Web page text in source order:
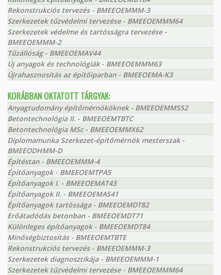
Rekonstrukciós tervezés - BMEEOEMMM-3
Szerkezetek tűzvédelmi tervezése - BMEEOEMMM64
Szerkezetek védelme és tartósságra tervezése -
BMEEOEMMM-2
Tűzállóság - BMEEOEMAV44
Új anyagok és technológiák - BMEEOEMMM63
Újrahasznosítás az építőiparban - BMEEOEMA-K3
KORÁBBAN OKTATOTT TÁRGYAK:
Anyagtudomány építőmérnököknek - BMEEOEMMS52
Betontechnológia II. - BMEEOEMTBTC
Betontechnológia MSc - BMEEOEMMX62
Diplomamunka Szerkezet-építőmérnök mesterszak -
BMEEODHMM-D
Építéstan - BMEEOEMMM-4
Építőanyagok - BMEEOEMTPA5
Építőanyagok I. - BMEEOEMAT43
Építőanyagok II. - BMEEOEMAS41
Építőanyagok tartóssága - BMEEOEMDT82
Erőátadódás betonban - BMEEOEMDT71
Különleges építőanyagok - BMEEOEMDT84
Minőségbiztosítás - BMEEOEMTBTE
Rekonstrukciós tervezés - BMEEOEMMM-3
Szerkezetek diagnosztikája - BMEEOEMMM-1
Szerkezetek tűzvédelmi tervezése - BMEEOEMMM64